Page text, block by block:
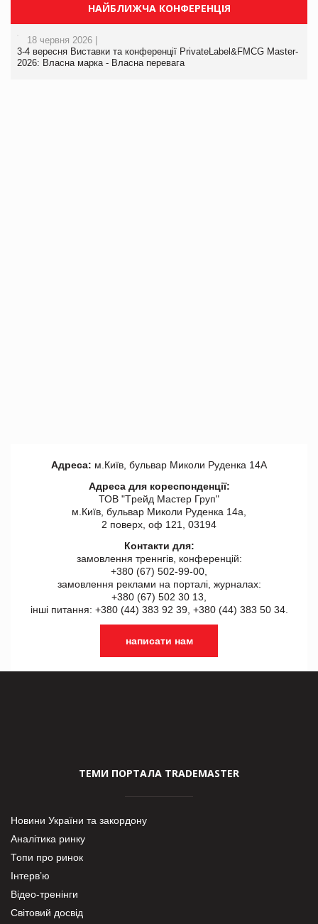
НАЙБЛИЖЧА КОНФЕРЕНЦІЯ
18 червня 2026 |
3-4 вересня Виставки та конференції PrivateLabel&FMCG Master-
2026: Власна марка - Власна перевага
Адреса: м.Київ, бульвар Миколи Руденка 14А
Адреса для кореспонденції:
ТОВ "Tрейд Мастер Груп"
м.Київ, бульвар Миколи Руденка 14а,
2 поверх, оф 121, 03194
Контакти для:
замовлення треннгів, конференцій:
+380 (67) 502-99-00,
замовлення реклами на порталі, журналах:
+380 (67) 502 30 13,
інші питання: +380 (44) 383 92 39, +380 (44) 383 50 34.
написати нам
ТЕМИ ПОРТАЛА TRADEMASTER
Новини України та закордону
Аналітика ринку
Топи про ринок
Інтерв’ю
Відео-тренінги
Світовий досвід